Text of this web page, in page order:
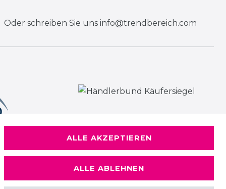
Oder schreiben Sie uns info@trendbereich.com
ALLE AKZEPTIEREN
ALLE ABLEHNEN